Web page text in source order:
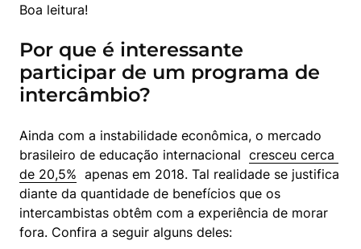
Boa leitura!
Por que é interessante
participar de um programa de
intercâmbio?
Ainda com a instabilidade econômica, o mercado
brasileiro de educação internacional cresceu cerca
de 20,5%
  apenas em 2018. Tal realidade se justifica
diante da quantidade de benefícios que os
intercambistas obtêm com a experiência de morar
fora. Confira a seguir alguns deles: